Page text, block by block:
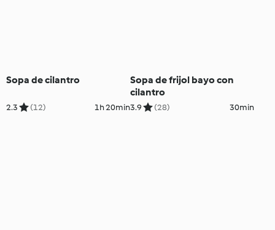
Sopa de cilantro
2.3 (12) 1h 20min
Sopa de frijol bayo con
cilantro
3.9 (28) 30min